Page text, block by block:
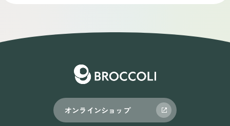
ゲ
オンラインショップ